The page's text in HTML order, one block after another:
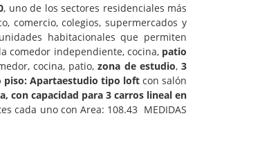
, uno de los sectores residenciales más
comercio, colegios, supermercados y
habitacionales que permiten
comedor independiente, cocina, patio
cocina, patio,zona de estudio,3
piso: Apartaestudio tipo loft con salón
con capacidad para 3 carros lineal en
cada uno con Area: 108.43 MEDIDAS